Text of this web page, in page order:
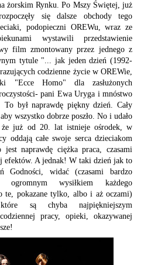
żorskim Rynku. Po Mszy Świętej, już
się dalsze obchody tego
podopieczni OREWu, wraz ze
wystawili przedstawienie
film zmontowany przez jednego z
tytule "... jak jeden dzień (1992-
codzienne życie w OREWie,
"Ecce Homo" dla zasłużonych
pani Ewa Uryga i mnóstwo
To był naprawdę piękny dzień. Cały
wszystko dobrze poszło. No i udało
już od 20. lat istnieje ośrodek, w
oddają całe swoje serca dzieciakom
naprawdę ciężka praca, czasami
efektów. A jednak! W taki dzień jak to
Godności, widać (czasami bardzo
ogromnym wysiłkiem każdego
te, pokazane tylko, albo i aż oczami)
są chyba najpiękniejszym
pracy, opieki, okazywanej